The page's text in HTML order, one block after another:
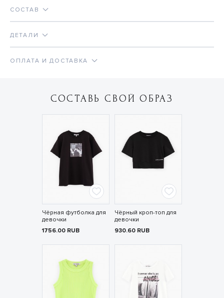
СОСТАВ
ДЕТАЛИ
ОПЛАТА И ДОСТАВКА
СОСТАВЬ СВОЙ ОБРАЗ
Чёрная футболка для
девочки
1756.00 RUB
Чёрный кроп-топ для
девочки
930.60 RUB